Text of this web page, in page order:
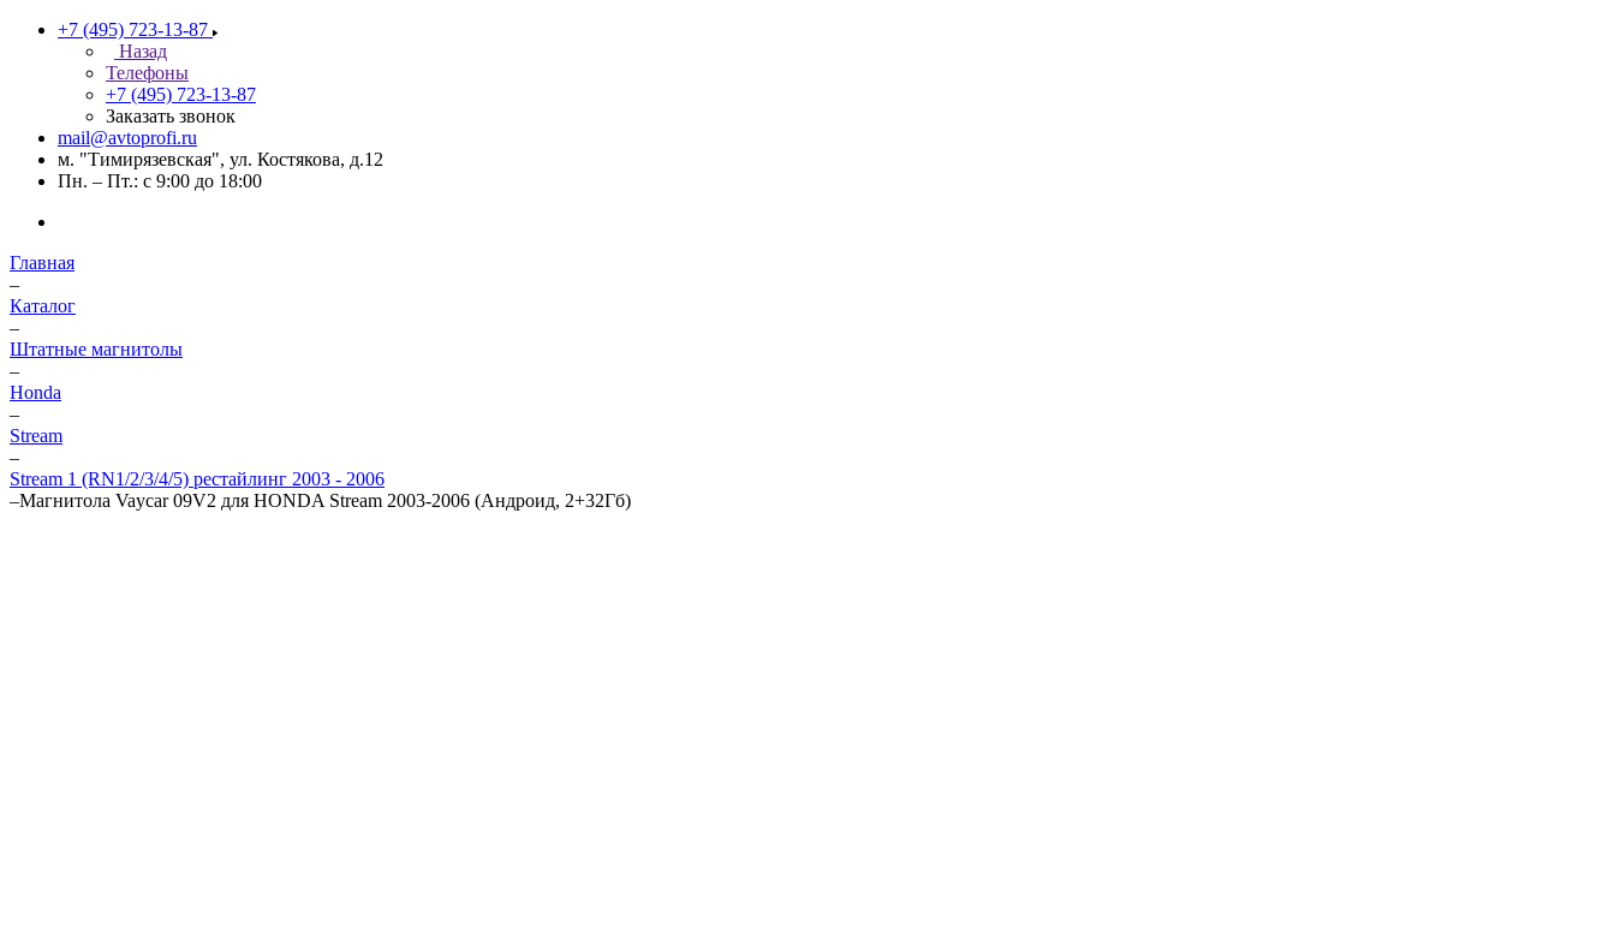
+7 (495) 723-13-87
Назад
Телефоны
+7 (495) 723-13-87
Заказать звонок
mail@avtoprofi.ru
м. "Тимирязевская", ул. Костякова, д.12
Пн. – Пт.: с 9:00 до 18:00
Главная
–
Каталог
–
Штатные магнитолы
–
Honda
–
Stream
–
Stream 1 (RN1/2/3/4/5) рестайлинг 2003 - 2006
–Магнитола Vaycar 09V2 для HONDA Stream 2003-2006 (Андроид, 2+32Гб)